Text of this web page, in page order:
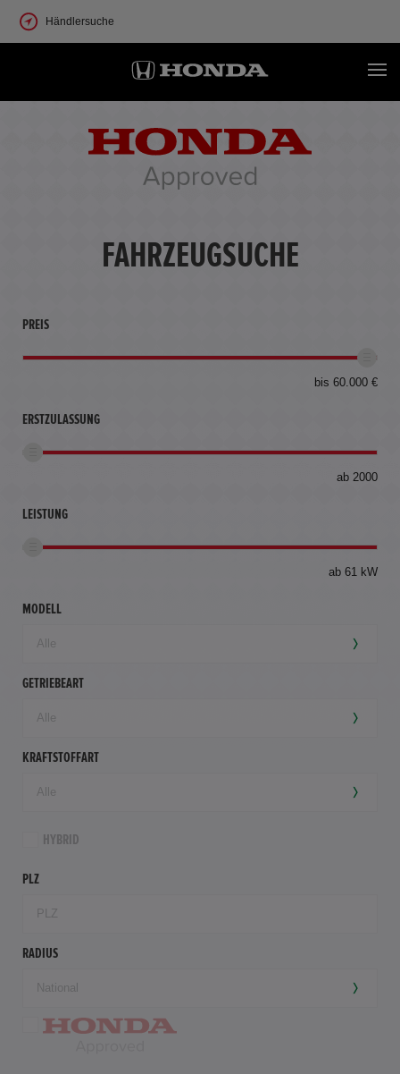
Händlersuche
FAHRZEUGSUCHE
PREIS
bis 60.000 €
ERSTZULASSUNG
ab 2000
LEISTUNG
ab 61 kW
MODELL
GETRIEBEART
KRAFTSTOFFART
HYBRID
PLZ
RADIUS